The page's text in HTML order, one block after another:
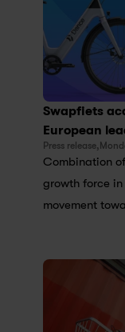
Swapfiets
European
Press release,
Combination
growth force
movement